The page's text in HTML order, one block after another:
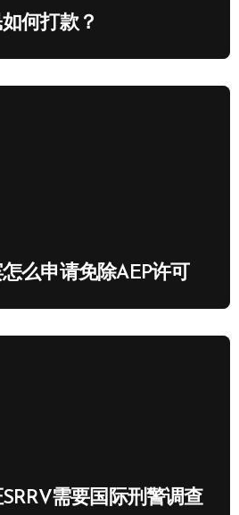
何打款？
么申请免除AEP许可
需要国际刑警调查